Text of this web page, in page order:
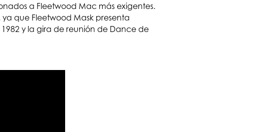
a Fleetwood Mac más exigentes.
que Fleetwood Mask presenta
y la gira de reunión de Dance de